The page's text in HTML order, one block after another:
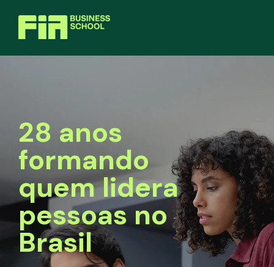
28 anos
formando
quem lidera
pessoas no
Brasil